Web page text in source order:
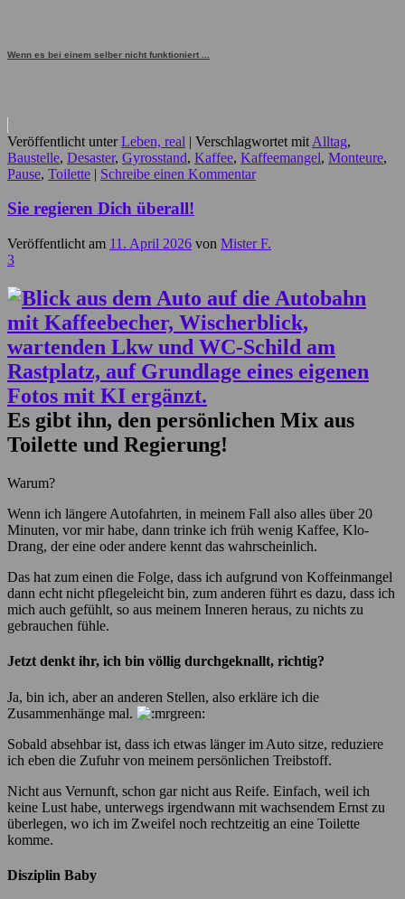
Wenn es bei einem selber nicht funktioniert ...
Veröffentlicht unter Leben, real | Verschlagwortet mit Alltag,
Baustelle, Desaster, Gyrosstand, Kaffee, Kaffeemangel, Monteure,
Pause, Toilette | Schreibe einen Kommentar
Sie regieren Dich überall!
Veröffentlicht am 11. April 2026 von Mister F.
3
Es gibt ihn, den persönlichen Mix aus
Toilette und Regierung!
Warum?
Wenn ich längere Autofahrten, in meinem Fall also alles über 20
Minuten, vor mir habe, dann trinke ich früh wenig Kaffee, Klo-
Drang, der eine oder andere kennt das wahrscheinlich.
Das hat zum einen die Folge, dass ich aufgrund von Koffeinmangel
dann echt nicht pflegeleicht bin, zum anderen führt es dazu, dass ich
mich auch gefühlt, so aus meinem Inneren heraus, zu nichts zu
gebrauchen fühle.
Jetzt denkt ihr, ich bin völlig durchgeknallt, richtig?
Ja, bin ich, aber an anderen Stellen, also erkläre ich die
Zusammenhänge mal.
Sobald absehbar ist, dass ich etwas länger im Auto sitze, reduziere
ich eben die Zufuhr von meinem persönlichen Treibstoff.
Nicht aus Vernunft, schon gar nicht aus Reife. Einfach, weil ich
keine Lust habe, unterwegs irgendwann mit wachsendem Ernst zu
überlegen, wo ich im Zweifel noch rechtzeitig an eine Toilette
komme.
Disziplin Baby